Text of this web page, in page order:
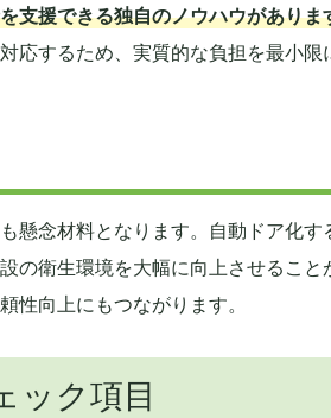
支援できる独自のノウハウがありま
応するため、実質的な負担を最小限
懸念材料となります。自動ドア化す
の衛生環境を大幅に向上させること
向上にもつながります。
ック項目